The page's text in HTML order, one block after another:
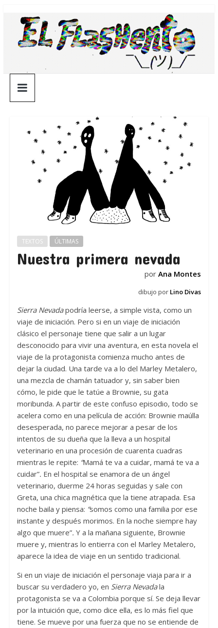
contenido
¯\_(ツ)_/
¯
TEXTOS ÚLTIMAS
Nuestra primera nevada
porAna Montes
dibujo por Lino Divas
Sierra Nevadapodría leerse, a simple vista, como un
viaje de iniciación. Pero si en un viaje de iniciación
clásico el personaje tiene que salir a un lugar
desconocido para vivir una aventura, en esta novela el
viaje de la protagonista comienza mucho antes de
dejar la ciudad. Una tarde va a lo del Marley Metalero,
una mezcla de chamán tatuador y, sin saber bien
cómo, le pide que le tatúe a Brownie, su gata
moribunda. A partir de este confuso episodio, todo se
acelera como en una película de acción: Brownie maúlla
desesperada, no parece mejorar a pesar de los
intentos de su dueña que la lleva a un hospital
veterinario en una procesión de cuarenta cuadras
mientras le repite: “Mamá te va a cuidar, mamá te va a
cuidar”. En el hospital se enamora de un ángel
veterinario, duerme 24 horas seguidas y sale con
Greta, una chica magnética que la tiene atrapada. Esa
noche baila y piensa: “somos como una familia por ese
instante y después morimos. En la noche siempre hay
algo que muere”. Y a la mañana siguiente, Brownie
muere y, mientras lo entierra con el Marley Metalero,
aparece la idea de viaje en un sentido tradicional.
Si en un viaje de iniciación el personaje viaja para ir a
buscar su verdadero yo, en Sierra Nevadala
protagonista se va a Colombia porque sí. Se deja llevar
por la intuición que, como dice ella, es lo más fiel que
tiene. Se mueve por una fuerza que no se entiende de